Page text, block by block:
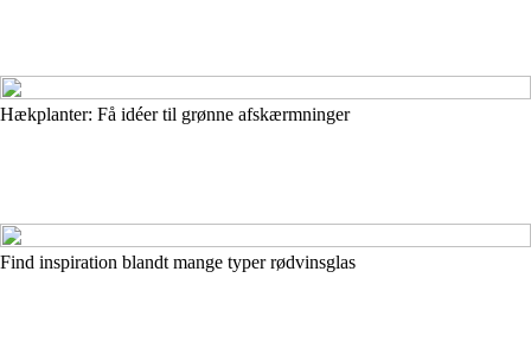
Hækplanter: Få idéer til grønne afskærmninger
Find inspiration blandt mange typer rødvinsglas